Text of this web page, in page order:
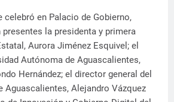
celebró en Palacio de Gobierno,
la presidenta y primera
Aurora Jiménez Esquivel; el
Autónoma de Aguascalientes,
Hernández; el director general del
Aguascalientes, Alejandro Vázquez